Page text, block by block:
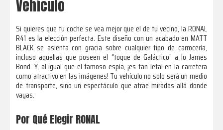
Vehículo
Si quieres que tu coche se vea mejor que el de tu vecino, la RONAL
R41 es la elección perfecta. Este diseño con un acabado en MATT
BLACK se asienta con gracia sobre cualquier tipo de carrocería,
incluso aquellas que poseen el “toque de Galáctico” a lo James
Bond. Y, al igual que el famoso espía, ¡es tan letal en la carretera
como atractivo en las imágenes! Tu vehículo no solo será un medio
de transporte, sino un espectáculo que atrae miradas allá donde
vayas.
Por Qué Elegir RONAL